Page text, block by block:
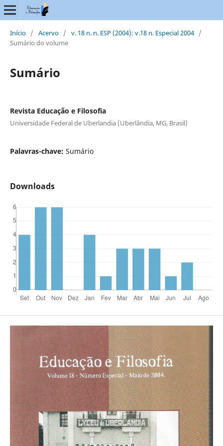
Início / Acervo / v. 18 n. n. ESP (2004): v.18 n. Especial 2004 /
Sumário do volume
Sumário
Revista Educação e Filosofia
Universidade Federal de Uberlandia (Uberlândia, MG, Brasil)
Palavras-chave: Sumário
Downloads